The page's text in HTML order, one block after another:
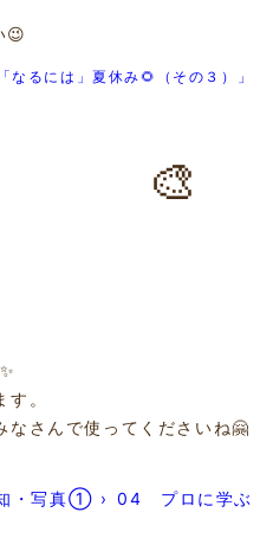
😉
るには」夏休み🌻（その３）」
🎨
す。
なさんで使ってくださいね🤗